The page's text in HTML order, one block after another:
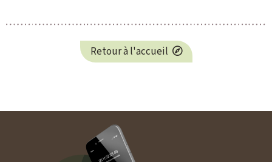
Retour à l'accueil